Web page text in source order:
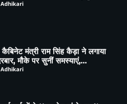
कैबिनेट मंत्री राम सिंह कैड़ा ने लगाया
मौके पर सुनीं समस्याएं,
को दिए सख्त निर्देश
ने *‘एक पेड़ मां के नाम’*
तहत किया पौधारोपण तथा पर्यावरण
लिया संकल्प